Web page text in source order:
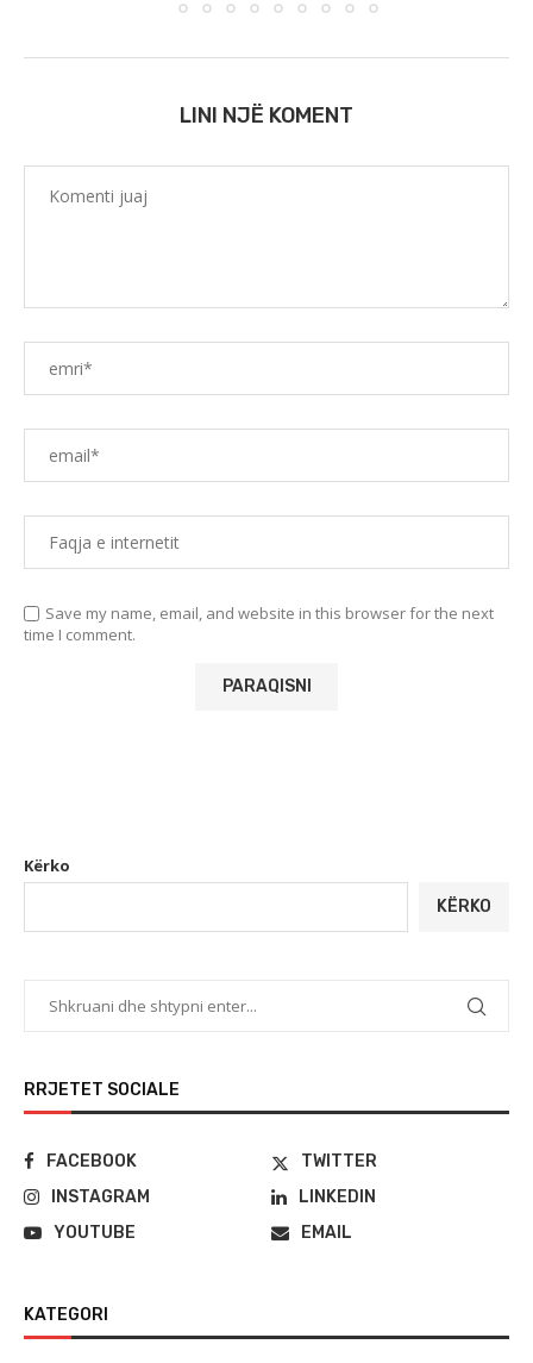
LINI NJË KOMENT
Save my name, email, and website in this browser for the next
time I comment.
Kërko
KËRKO
RRJETET SOCIALE
FACEBOOK
TWITTER
INSTAGRAM
LINKEDIN
YOUTUBE
EMAIL
KATEGORI